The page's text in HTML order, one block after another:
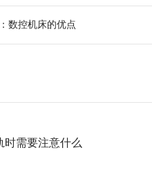
数控机床的优点
时需要注意什么